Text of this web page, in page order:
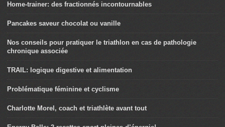
Home-trainer: des fractionnés incontournables
Pancakes saveur chocolat ou vanille
Nos conseils pour pratiquer le triathlon en cas de pathologie
chronique associée
TRAIL: logique digestive et alimentation
Problématique féminine et cyclisme
Charlotte Morel, coach et triathlète avant tout